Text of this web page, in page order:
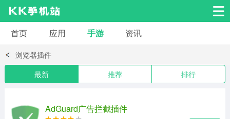
安卓应用
系统工具 交友聊天 影音播放
首页 应用 手游 资讯
浏览器插件
最新
推荐 排行
AdGuard广告拦截插件